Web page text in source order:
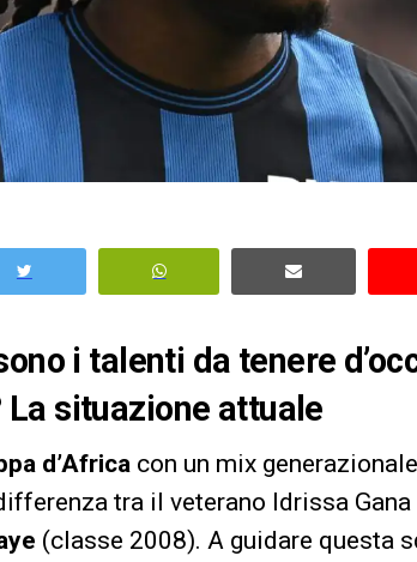
i talenti da tenere
situazione attuale
d’Africa con un mix
tra il veterano Idrissa Gana
(classe 2008). A guidare questa